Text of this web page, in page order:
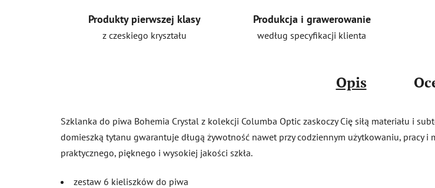
Produkty pierwszej klasy
z czeskiego kryształu
Produkcja i grawerowanie
według specyfikacji klienta
Opis
Szklanka do piwa Bohemia Crystal z kolekcji Columba Optic zaskoczy Cię siłą materiału i
domieszką tytanu gwarantuje długą żywotność nawet przy codziennym użytkowaniu, pracy
praktycznego, pięknego i wysokiej jakości szkła.
zestaw 6 kieliszków do piwa